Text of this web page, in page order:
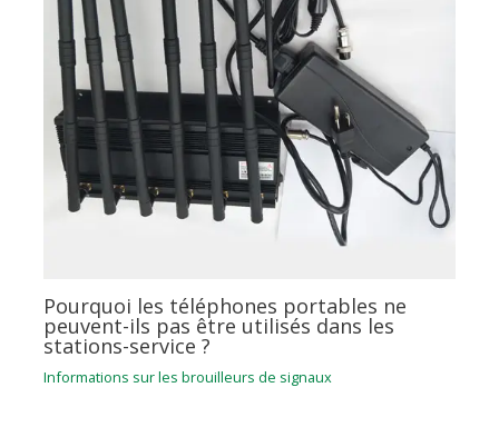
Pourquoi les téléphones portables ne
peuvent-ils pas être utilisés dans les
stations-service ?
Informations sur les brouilleurs de signaux